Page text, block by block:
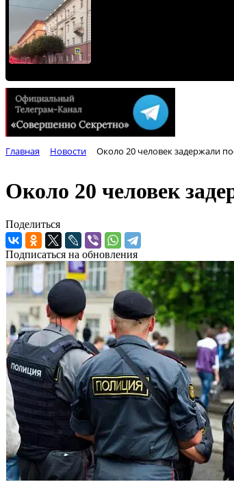
Главная Новости Около 20 человек задержали
Около 20 человек
Поделиться
Подписаться на обновления